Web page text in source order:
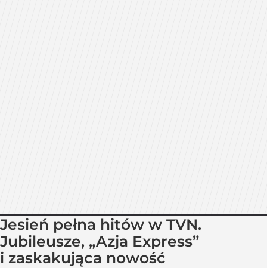
Jesień pełna hitów w TVN.
Jubileusze, „Azja Express”
i zaskakująca nowość